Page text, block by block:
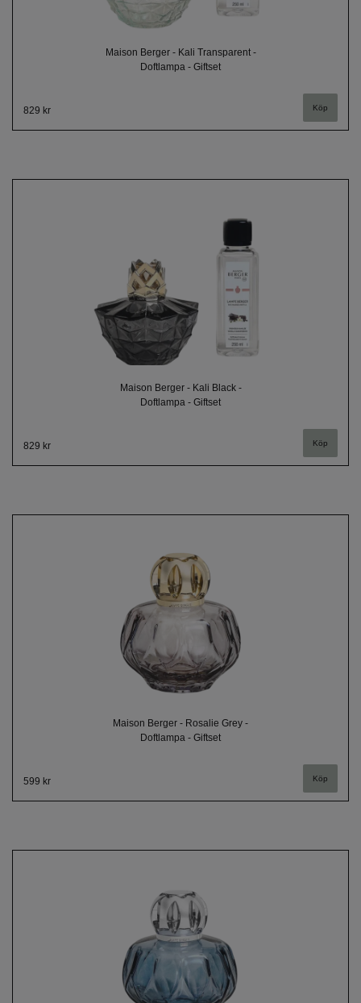
Maison Berger - Kali Transparent -
Doftlampa - Giftset
829 kr
Maison Berger - Kali Black -
Doftlampa - Giftset
829 kr
Maison Berger - Rosalie Grey -
Doftlampa - Giftset
599 kr